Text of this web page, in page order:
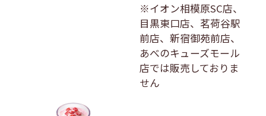
※イオン相模原SC店、
目黒東口店、茗荷谷駅
前店、新宿御苑前店、
あべのキューズモール
店では販売しておりま
せん